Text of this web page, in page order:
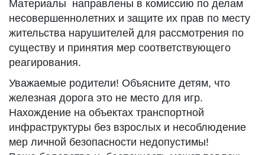
Материалы направлены в комиссию по делам
несовершеннолетних и защите их прав по месту
жительства нарушителей для рассмотрения по
существу и принятия мер соответствующего
реагирования.
Уважаемые родители! Объясните детям, что
железная дорога это не место для игр.
Нахождение на объектах транспортной
инфраструктуры без взрослых и несоблюдение
мер личной безопасности недопустимы!